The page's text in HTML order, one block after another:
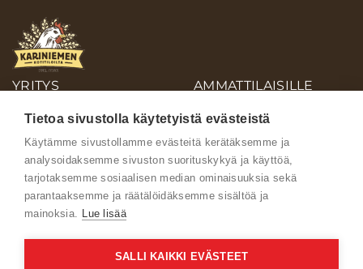
YRITYS
AMMATTILAISILLE
AINEISTOPANKKI
Ota yhteyttä
Tietoa sivustolla käytetyistä evästeistä
Käytämme sivustollamme evästeitä kerätäksemme ja
analysoidaksemme sivuston suorituskykyä ja käyttöä,
tarjotaksemme sosiaalisen median ominaisuuksia sekä
parantaaksemme ja räätälöidäksemme sisältöä ja
mainoksia. Lue lisää
SALLI KAIKKI EVÄSTEET